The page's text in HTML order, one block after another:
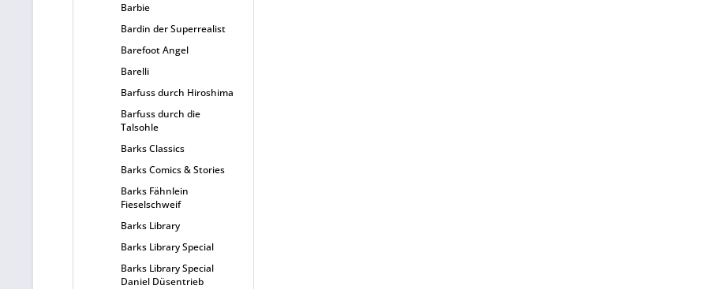
Barbie
Bardin der Superrealist
Barefoot Angel
Barelli
Barfuss durch Hiroshima
Barfuss durch die
Talsohle
Barks Classics
Barks Comics & Stories
Barks Fähnlein
Fieselschweif
Barks Library
Barks Library Special
Barks Library Special
Daniel Düsentrieb